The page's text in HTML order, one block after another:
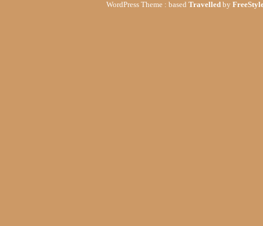
WordPress Theme : based Travelledby